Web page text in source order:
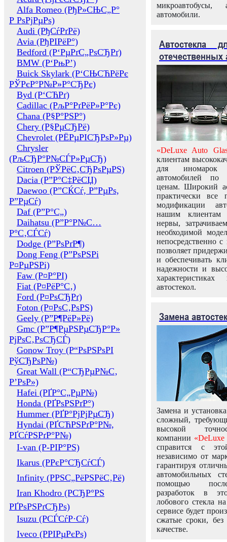
Alfa Romeo (РђР»СЊС„Р°
Р РѕРјРµРѕ)
Audi (РђСѓРґРё)
Avia (РђРІРёР°)
Bedford (Р‘РµРґС„РѕСЂРґ)
BMW (Р‘РњР’)
Buick Skylark (Р‘СЊСЋРёРє
РЎРєР°Р№Р»Р°СЂРє)
Byd (Р‘СЋРґ)
Cadillac (РљР°РґРёР»Р°Рє)
Chana (Р§Р°РЅР°)
Chery (Р§РµСЂРё)
Chevrolet (РЁРµРІСЂРѕР»Рµ)
Chrysler
(РљСЂР°Р№СЃР»РµСЂ)
Citroen (РЎРёС‚СЂРѕРµРЅ)
Dacia (Р”Р°С‡РёСЏ)
Daewoo (Р”СЌСѓ, Р”РµРѕ,
Р”РµСѓ)
Daf (Р”Р°С„)
Daihatsu (Р”Р°Р№С…
Р°С‚СЃСѓ)
Dodge (Р”РѕРґР¶)
Dong Feng (Р”РѕРЅРі
Р¤РµРЅРі)
Faw (Р¤Р°РІ)
Fiat (Р¤РёР°С‚)
Ford (Р¤РѕСЂРґ)
Foton (Р¤РѕС‚РѕРЅ)
Geely (Р”Р¶РёР»Рё)
Gmc (Р”Р¶РµРЅРµСЂР°Р»
РјРѕС‚РѕСЂСЃ)
Gonow Troy (Р“РѕРЅРѕРІ
РўСЂРѕР№)
Great Wall (Р“СЂРµР№С‚
Р’РѕР»)
Hafei (РҐР°С„РµР№)
Honda (РҐРѕРЅРґР°)
Hummer (РҐР°РјРјРµСЂ)
Hyndai (РҐСЋРЅРґР°Р№,
РҐСѓРЅРґР°Р№)
I-van (Р-РІР°РЅ)
Ikarus (РРєР°СЂСѓСЃ)
Infinity (РРЅС„РёРЅРёС‚Рё)
Iran Khodro (РСЂР°РЅ
РҐРѕРЅРґСЂРѕ)
Isuzu (РСЃСѓР·Сѓ)
Iveco (РРІРµРєРѕ)
микроавтобусы,
автомобили.
Автостекла
отечественных
«DeLuxe Auto
клиентам
для иномарок
автомобилей
ценам. Широкий
практически все
модификации
нашим клиентам
нервы,
необходимой
непосредственно
позволяет
и обеспечивать
надежности и
автостекол.
Замена
Замена и
сложный,
высокой
компании «DeLuxe
справится с
независимо от
гарантируя
автомобильных
помощью
разработок в
лобового стекла
сервисе будет
сжатые сроки,
качестве.